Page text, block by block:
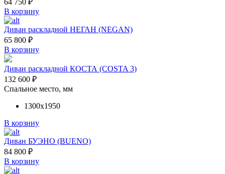
В корзину
Диван раскладной НЕГАН (NEGAN)
65 800 ₽
В корзину
Диван раскладной КОСТА (COSTA 3)
132 600 ₽
Спальное место, мм
1300х1950
В корзину
Диван БУЭНО (BUENO)
84 800 ₽
В корзину